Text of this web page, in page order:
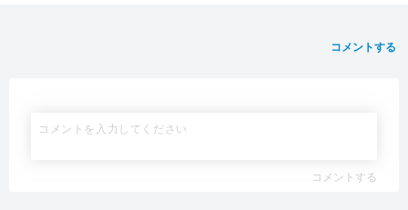
コメントする
コメントする